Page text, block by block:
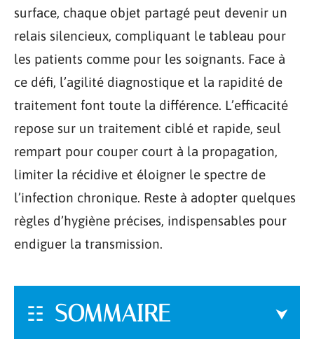
surface, chaque objet partagé peut devenir un
relais silencieux, compliquant le tableau pour
les patients comme pour les soignants. Face à
ce défi, l’agilité diagnostique et la rapidité de
traitement font toute la différence. L’efficacité
repose sur un traitement ciblé et rapide, seul
rempart pour couper court à la propagation,
limiter la récidive et éloigner le spectre de
l’infection chronique. Reste à adopter quelques
règles d’hygiène précises, indispensables pour
endiguer la transmission.
SOMMAIRE